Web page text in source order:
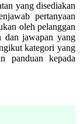
yang disediakan
pertanyaan
oleh pelanggan
dan jawapan yang
kategori yang
panduan kepada